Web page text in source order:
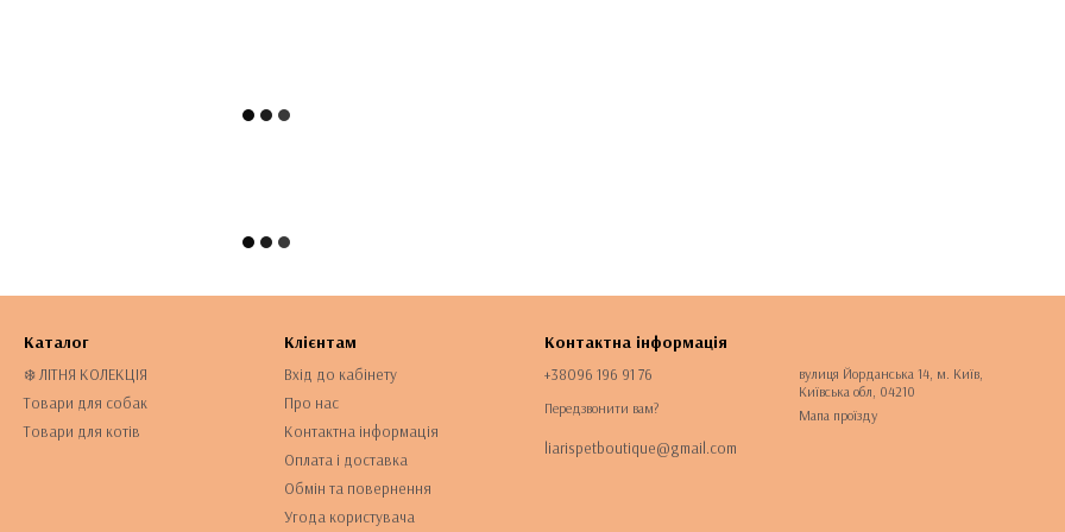
Каталог
❄️ ЛІТНЯ КОЛЕКЦІЯ
Товари для собак
Товари для котів
Клієнтам
Вхід до кабінету
Про нас
Контактна інформація
Оплата і доставка
Обмін та повернення
Угода користувача
Контактна інформація
+38096 196 91 76
Передзвонити вам?
liarispetboutique@gmail.com
вулиця Йорданська 14, м. Київ,
Київська обл, 04210
Мапа проїзду